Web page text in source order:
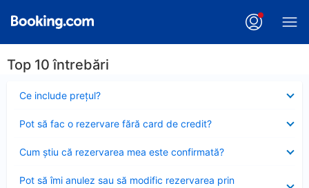
Top 10 întrebări
Ce include preţul?
închis
Pot să fac o rezervare fără card de credit?
închis
Cum ştiu că rezervarea mea este confirmată?
închis
Pot să îmi anulez sau să modific rezervarea prin
închis